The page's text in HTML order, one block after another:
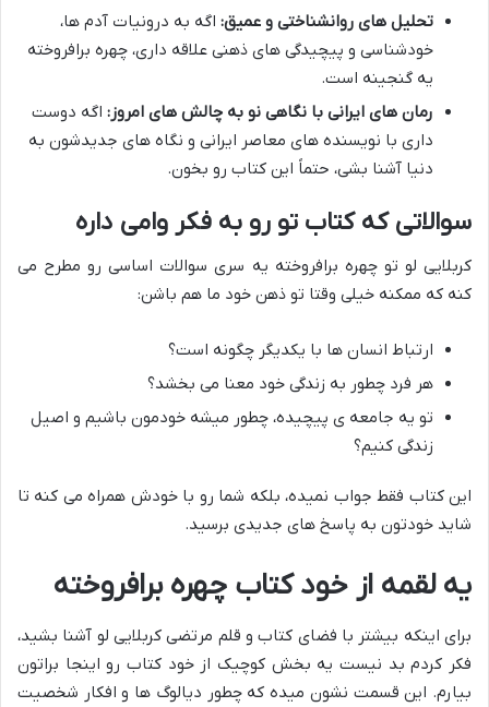
تحلیل های روانشناختی و عمیق: اگه به درونیات آدم ها،
خودشناسی و پیچیدگی های ذهنی علاقه داری، چهره برافروخته
یه گنجینه است.
رمان های ایرانی با نگاهی نو به چالش های امروز: اگه دوست
داری با نویسنده های معاصر ایرانی و نگاه های جدیدشون به
دنیا آشنا بشی، حتماً این کتاب رو بخون.
سوالاتی که کتاب تو رو به فکر وامی داره
کربلایی لو تو چهره برافروخته یه سری سوالات اساسی رو مطرح می
کنه که ممکنه خیلی وقتا تو ذهن خود ما هم باشن:
ارتباط انسان ها با یکدیگر چگونه است؟
هر فرد چطور به زندگی خود معنا می بخشد؟
تو یه جامعه ی پیچیده، چطور میشه خودمون باشیم و اصیل
زندگی کنیم؟
این کتاب فقط جواب نمیده، بلکه شما رو با خودش همراه می کنه تا
شاید خودتون به پاسخ های جدیدی برسید.
یه لقمه از خود کتاب چهره برافروخته
برای اینکه بیشتر با فضای کتاب و قلم مرتضی کربلایی لو آشنا بشید،
فکر کردم بد نیست یه بخش کوچیک از خود کتاب رو اینجا براتون
بیارم. این قسمت نشون میده که چطور دیالوگ ها و افکار شخصیت